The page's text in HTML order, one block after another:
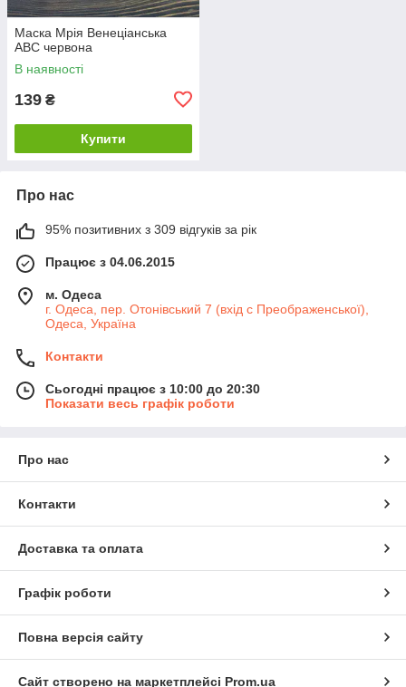
Маска Мрія Венеціанська
АВС червона
В наявності
139 ₴
Купити
Про нас
95% позитивних з 309 відгуків за рік
Працює з 04.06.2015
м. Одеса
г. Одеса, пер. Отонівський 7 (вхід с Преображенської),
Одеса, Україна
Контакти
Сьогодні працює з 10:00 до 20:30
Показати весь графік роботи
Про нас
Контакти
Доставка та оплата
Графік роботи
Повна версія сайту
Сайт створено на маркетплейсі Prom.ua